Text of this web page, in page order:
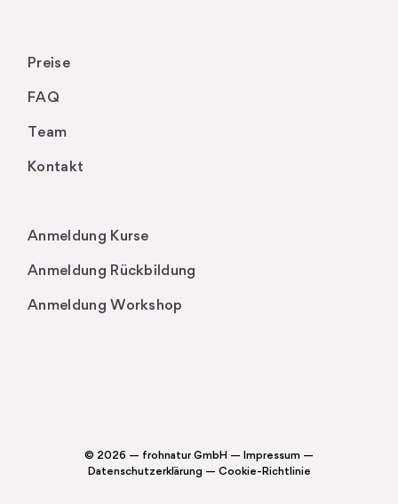
Preise
FAQ
Team
Kontakt
Anmeldung Kurse
Anmeldung Rückbildung
Anmeldung Workshop
© 2026 — frohnatur GmbH — Impressum
Datenschutzerklärung
Cookie-Richtlinie